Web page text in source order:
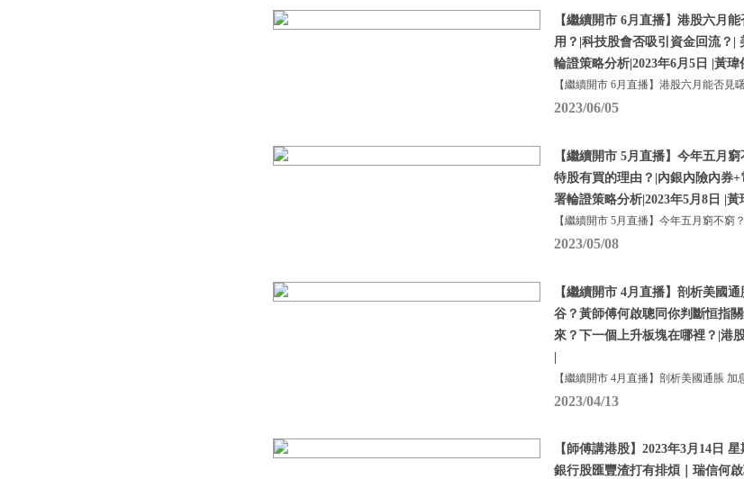
【繼續開市 6月直播】港股六月
用？|科技股會否吸引資金回流？|
輪證策略分析|2023年6月5日 |黃瑋
【繼續開市 6月直播】港股六月能否見
2023/06/05
【繼續開市 5月直播】今年五月
特股有買的理由？|內銀內險內券
署輪證策略分析|2023年5月8日 |
【繼續開市 5月直播】今年五月窮不窮
2023/05/08
【繼續開市 4月直播】剖析美國
谷？黃師傅何啟聰同你判斷恒指
來？下一個上升板塊在哪裡？|港
|
【繼續開市 4月直播】剖析美國通脹 加
2023/04/13
【師傅講港股】2023年3月14日
銀行股匯豐渣打有排煩｜瑞信何